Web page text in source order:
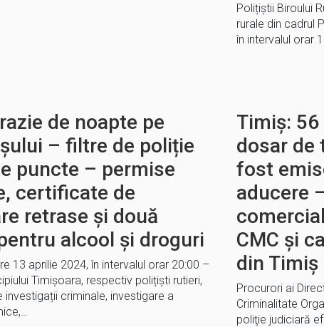
Polițiștii Biroului
rurale din cadrul
în intervalul orar
de noapte pe
– filtre de poliție
puncte – permise
certificate de
retrase și două
alcool și droguri
13 aprilie 2024, în intervalul orar 20:00 –
Timișoara, respectiv polițiști rutieri,
investigații criminale, investigare a
Timiș:
dosar de
fost
aducere
CMC şi
din Timiș
Procurori ai
Criminalitate
poliţie judiciară